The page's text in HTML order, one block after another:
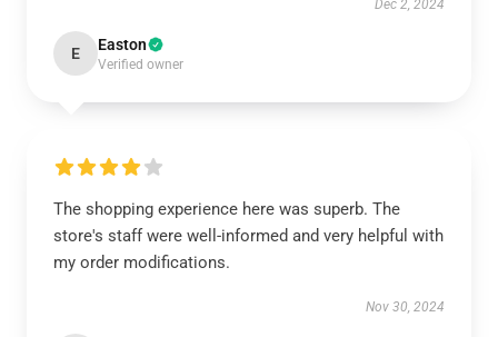
Dec 2, 2024
E Easton
Verified owner
The shopping experience here was superb. The
store's staff were well-informed and very helpful with
my order modifications.
Nov 30, 2024